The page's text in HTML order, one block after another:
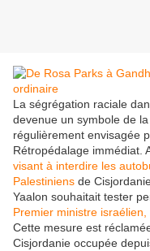
La ségrégation raciale
devenue un symbole de
régulièrement envisagée
Rétropédalage immédiat.
visant à interdire les
Palestiniens de
Yaalon souhaitait tester
Premier ministre
Cette mesure est
Cisjordanie occupée